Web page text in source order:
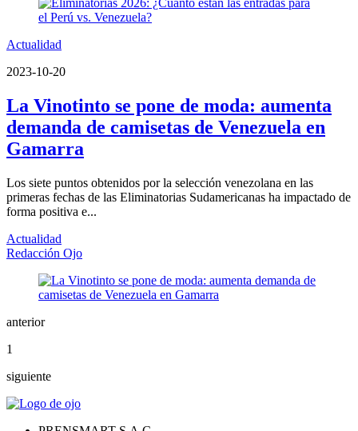
Actualidad
2023-10-20
La Vinotinto se pone de moda: aumenta
demanda de camisetas de Venezuela en
Gamarra
Los siete puntos obtenidos por la selección venezolana en las
primeras fechas de las Eliminatorias Sudamericanas ha impactado de
forma positiva e...
Actualidad
Redacción Ojo
anterior
1
siguiente